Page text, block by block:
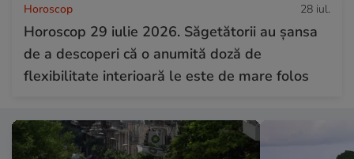
Horoscop 28 iul.
Horoscop 29 iulie 2026. Săgetătorii au șansa
de a descoperi că o anumită doză de
flexibilitate interioară le este de mare folos